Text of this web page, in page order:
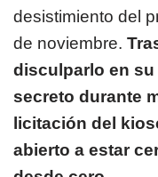
desistimiento del
de noviembre.
disculparlo en su
secreto durante
licitación del
abierto a estar